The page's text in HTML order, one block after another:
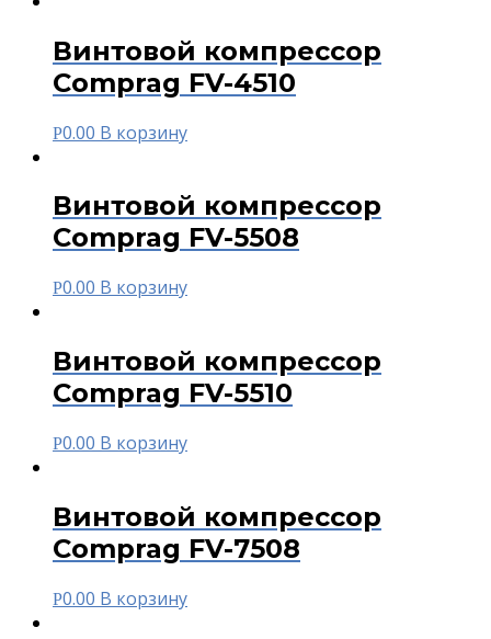
Винтовой компрессор
Comprag FV-4510
Р0.00 В корзину
Винтовой компрессор
Comprag FV-5508
Р0.00 В корзину
Винтовой компрессор
Comprag FV-5510
Р0.00 В корзину
Винтовой компрессор
Comprag FV-7508
Р0.00 В корзину